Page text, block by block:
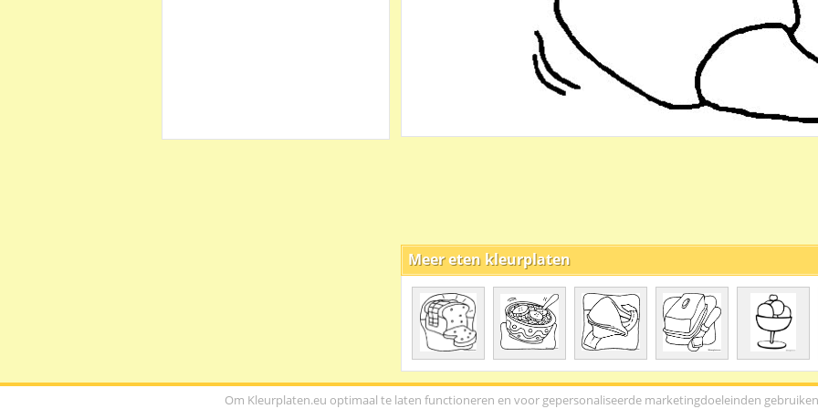
Om Kleurplaten.eu optimaal te laten functioneren en voor gepersonaliseerde marketingdoeleinden
Meer eten kleurplaten
Copyright © 2013/2026 Kleurplaten.eu - 15.730 kleurplaten in 604 verschillende rubrieken.